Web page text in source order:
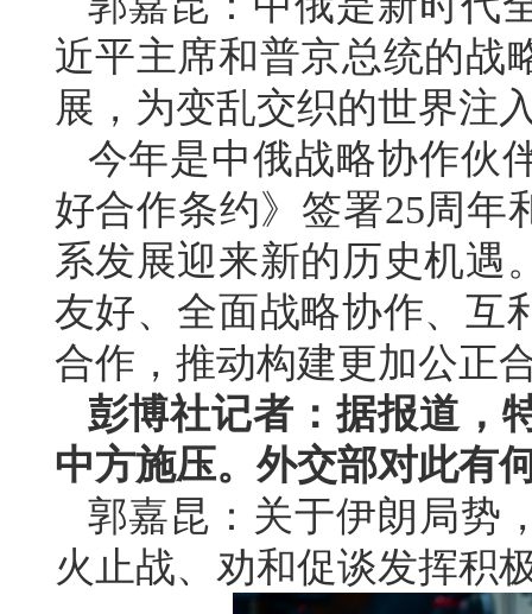
近平主席和普京总统的战
展，为变乱交织的世界注
今年是中俄战略协作伙
好合作条约》签署25周年
系发展迎来新的历史机遇
友好、全面战略协作、互
合作，推动构建更加公正
彭博社记者：据报道，
中方施压。外交部对此有
郭嘉昆：关于伊朗局势
火止战、劝和促谈发挥积